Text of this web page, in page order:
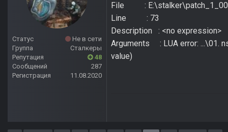
Статус
Не в сети
Группа
Сталкеры
Репутация
48
Сообщений
287
Регистрация
11.08.2020
File :
Line : 73
Description : <no expression>
Arguments : LUA error: ...\01.
value)